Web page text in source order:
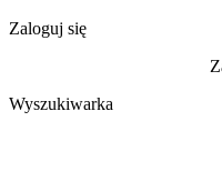
Zaloguj się
Wyszukiwarka